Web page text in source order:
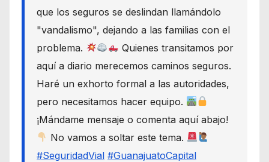
que los seguros se deslindan llamándolo
"vandalismo", dejando a las familias con el
problema.
Quienes transitamos por
aquí a diario merecemos caminos seguros.
Haré un exhorto formal a las autoridades,
pero necesitamos hacer equipo.
¡Mándame mensaje o comenta aquí abajo!
No vamos a soltar este tema.
#SeguridadVial #GuanajuatoCapital